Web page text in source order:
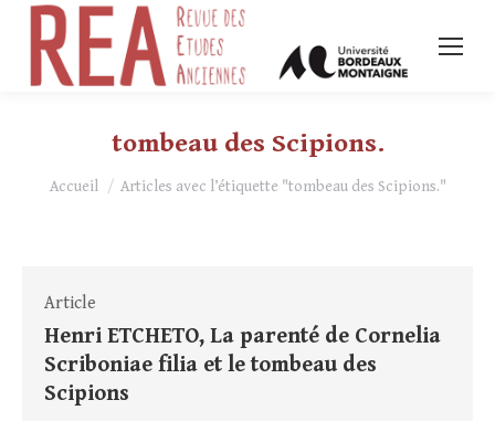
tombeau des Scipions.
Vous êtes ici :
Accueil Articles avec l’étiquette "tombeau des Scipions."
Article
Henri ETCHETO, La parenté de Cornelia
Scriboniae filia et le tombeau des
Scipions